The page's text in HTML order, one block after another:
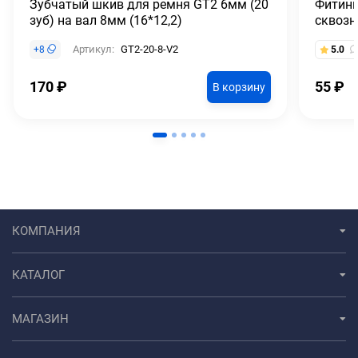
Зубчатый шкив для ремня GT2 6мм (20
зуб) на вал 8мм (16*12,2)
+8 Артикул: GT2-20-8-V2
170₽ В корзину
5.0
55₽
КОМПАНИЯ
КАТАЛОГ
МАГАЗИН